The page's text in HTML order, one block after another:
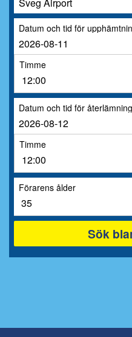
Datum och tid för
Timme
Datum och tid för återlämning
Timme
Förarens ålder
Sök